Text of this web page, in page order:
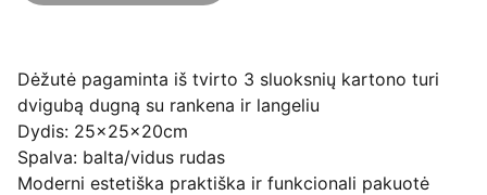
Dėžutė pagaminta iš tvirto 3 sluoksnių kartono turi
dvigubą dugną su rankena ir langeliu
Dydis: 25x25x20cm
Spalva: balta/vidus rudas
Moderni estetiška praktiška ir funkcionali pakuotė